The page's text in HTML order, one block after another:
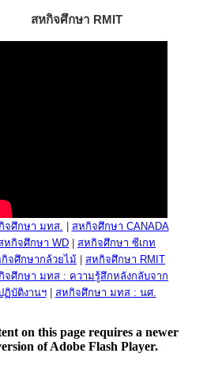
สหกิจศึกษา RMIT
จศึกษา มทส.
สหกิจศึกษา CANADA
หกิจศึกษา WD
สหกิจศึกษา ซีเกท
จศึกษากล้วยไม้
สหกิจศึกษา RMIT
จศึกษา มทส : ความรู้สึกหลังกลับจาก
ฏิบัติงานฯ| สหกิจศึกษา มทส : นศ.
on this page requires a newer
of Adobe Flash Player.